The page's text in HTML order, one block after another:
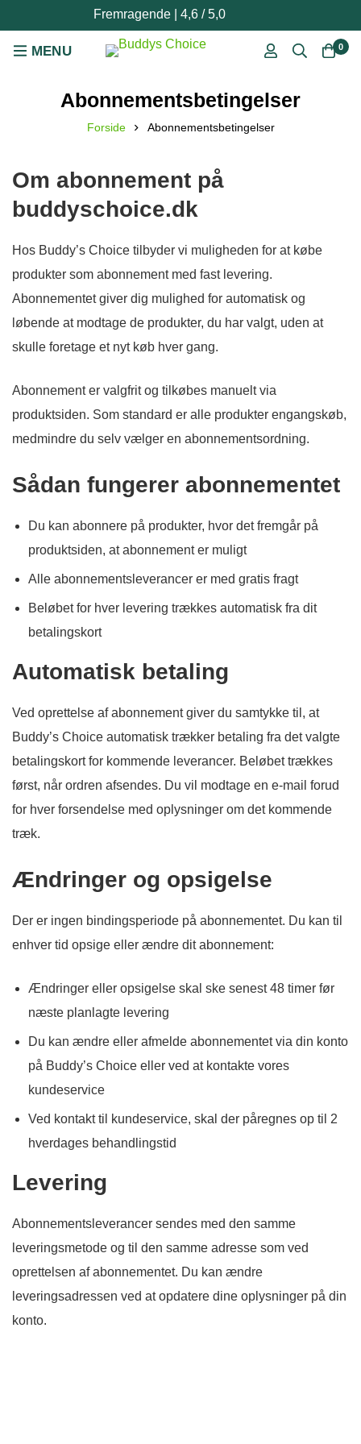
Fremragende | 4,6 / 5,0
0
Abonnementsbetingelser
Forside Abonnementsbetingelser
Om abonnement på
buddyschoice.dk
Hos Buddy’s Choice tilbyder vi muligheden for at købe
produkter som abonnement med fast levering.
Abonnementet giver dig mulighed for automatisk og
løbende at modtage de produkter, du har valgt, uden at
skulle foretage et nyt køb hver gang.
Abonnement er valgfrit og tilkøbes manuelt via
produktsiden. Som standard er alle produkter engangskøb,
medmindre du selv vælger en abonnementsordning.
Sådan fungerer abonnementet
Du kan abonnere på produkter, hvor det fremgår på
produktsiden, at abonnement er muligt
Alle abonnementsleverancer er med gratis fragt
Beløbet for hver levering trækkes automatisk fra dit
betalingskort
Automatisk betaling
Ved oprettelse af abonnement giver du samtykke til, at
Buddy’s Choice automatisk trækker betaling fra det valgte
betalingskort for kommende leverancer. Beløbet trækkes
først, når ordren afsendes. Du vil modtage en e-mail forud
for hver forsendelse med oplysninger om det kommende
træk.
Ændringer og opsigelse
Der er ingen bindingsperiode på abonnementet. Du kan til
enhver tid opsige eller ændre dit abonnement:
Ændringer eller opsigelse skal ske senest 48 timer før
næste planlagte levering
Du kan ændre eller afmelde abonnementet via din konto
på Buddy’s Choice eller ved at kontakte vores
kundeservice
Ved kontakt til kundeservice, skal der påregnes op til 2
hverdages behandlingstid
Levering
Abonnementsleverancer sendes med den samme
leveringsmetode og til den samme adresse som ved
oprettelsen af abonnementet. Du kan ændre
leveringsadressen ved at opdatere dine oplysninger på din
konto.